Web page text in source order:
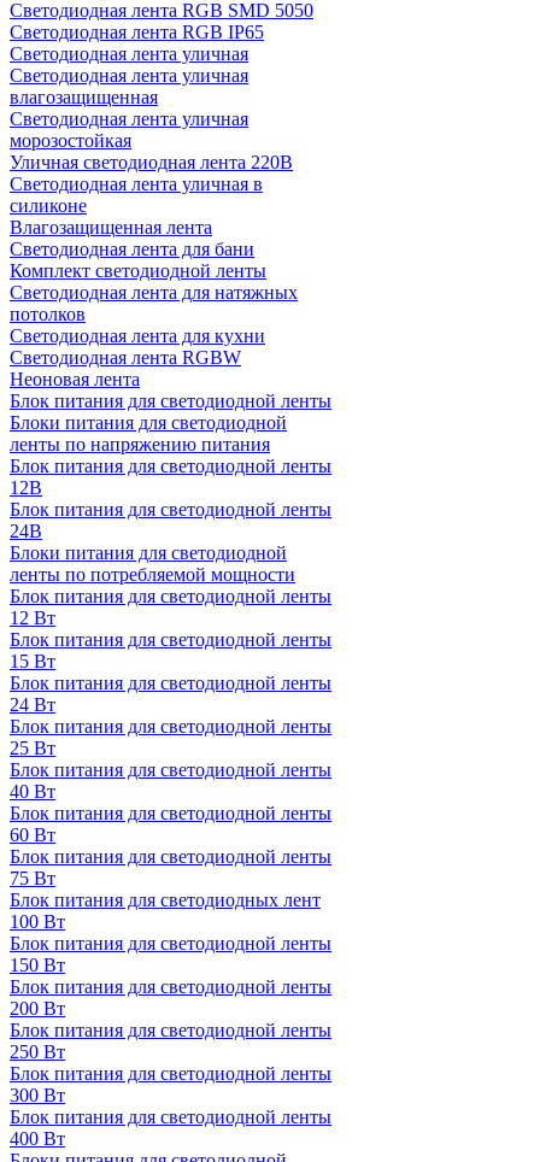
Светодиодная лента RGB SMD 5050
Светодиодная лента RGB IP65
Светодиодная лента уличная
Светодиодная лента уличная
влагозащищенная
Светодиодная лента уличная
морозостойкая
Уличная светодиодная лента 220В
Светодиодная лента уличная в
силиконе
Влагозащищенная лента
Светодиодная лента для бани
Комплект светодиодной ленты
Светодиодная лента для натяжных
потолков
Светодиодная лента для кухни
Светодиодная лента RGBW
Неоновая лента
Блок питания для светодиодной ленты
Блоки питания для светодиодной
ленты по напряжению питания
Блок питания для светодиодной ленты
12В
Блок питания для светодиодной ленты
24В
Блоки питания для светодиодной
ленты по потребляемой мощности
Блок питания для светодиодной ленты
12 Вт
Блок питания для светодиодной ленты
15 Вт
Блок питания для светодиодной ленты
24 Вт
Блок питания для светодиодной ленты
25 Вт
Блок питания для светодиодной ленты
40 Вт
Блок питания для светодиодной ленты
60 Вт
Блок питания для светодиодной ленты
75 Вт
Блок питания для светодиодных лент
100 Вт
Блок питания для светодиодной ленты
150 Вт
Блок питания для светодиодной ленты
200 Вт
Блок питания для светодиодной ленты
250 Вт
Блок питания для светодиодной ленты
300 Вт
Блок питания для светодиодной ленты
400 Вт